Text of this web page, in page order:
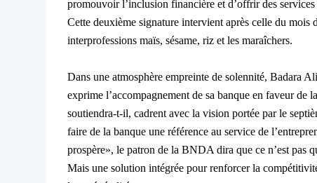
promouvoir l’inclusion financière et d’offrir des
Cette deuxième signature intervient après celle du
interprofessions maïs, sésame, riz et les maraîchers.
Dans une atmosphère empreinte de solennité, Badara
exprime l’accompagnement de sa banque en faveur de
soutiendra-t-il, cadrent avec la vision portée par le
faire de la banque une référence au service de
prospère», le patron de la BNDA dira que ce n’est pas
Mais une solution intégrée pour renforcer la